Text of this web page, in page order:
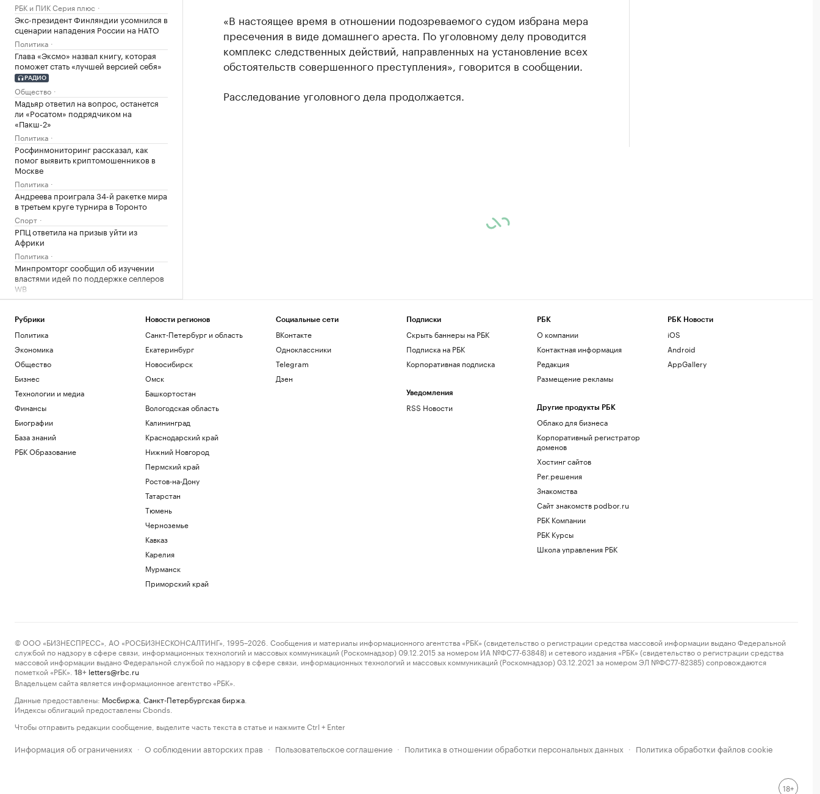
РБК и ПИК Серия плюс
Экс-президент Финляндии усомнился в
сценарии нападения России на НАТО
Политика
Глава «Эксмо» назвал книгу, которая
поможет стать «лучшей версией себя»
РАДИО
Общество
Мадьяр ответил на вопрос, останется
ли «Росатом» подрядчиком на
«Пакш-2»
Политика
Росфинмониторинг рассказал, как
помог выявить криптомошенников в
Москве
Политика
Андреева проиграла 34-й ракетке мира
в третьем круге турнира в Торонто
Спорт
РПЦ ответила на призыв уйти из
Африки
Политика
Минпромторг сообщил об изучении
властями идей по поддержке селлеров
WB
Бизнес
«два варианта» для прощального боя
Спорт
Что такое медленная жизнь и какую
роль в этом играет дерево
Метеоролог рассказала о погоде в
Москве на выходных
Общество
«В настоящее время в отношении подозреваемого судом избрана мера
пресечения в виде домашнего ареста. По уголовному делу проводится
комплекс следственных действий, направленных на установление всех
обстоятельств совершенного преступления», говорится в сообщении.
Расследование уголовного дела продолжается.
Рубрики
Политика
Экономика
Общество
Бизнес
Технологии и медиа
Финансы
Биографии
База знаний
РБК Образование
Новости регионов
Санкт-Петербург и область
Екатеринбург
Новосибирск
Омск
Башкортостан
Вологодская область
Калининград
Краснодарский край
Нижний Новгород
Пермский край
Ростов-на-Дону
Татарстан
Тюмень
Черноземье
Кавказ
Карелия
Мурманск
Приморский край
Социальные сети
ВКонтакте
Одноклассники
Telegram
Дзен
Подписки
Скрыть баннеры на РБК
Подписка на РБК
Корпоративная подписка
Уведомления
RSS Новости
РБК
О компании
Контактная информация
Редакция
Размещение рекламы
Другие продукты РБК
Облако для бизнеса
Корпоративный регистратор
доменов
Хостинг сайтов
Рег.решения
Знакомства
Сайт знакомств podbor.ru
РБК Компании
РБК Курсы
Школа управления РБК
РБК Новости
iOS
Android
AppGallery
© ООО «БИЗНЕСПРЕСС», АО «РОСБИЗНЕСКОНСАЛТИНГ», 1995–2026. Сообщения и материалы информационного агентства «РБК» (свидетельство о регистрации средства массовой информации выдано Федеральной
службой по надзору в сфере связи, информационных технологий и массовых коммуникаций (Роскомнадзор) 09.12.2015 за номером ИА №ФС77-63848) и сетевого издания «РБК» (свидетельство о регистрации средства
массовой информации выдано Федеральной службой по надзору в сфере связи, информационных технологий и массовых коммуникаций (Роскомнадзор) 03.12.2021 за номером ЭЛ №ФС77-82385) сопровождаются
пометкой «РБК».
18+ letters@rbc.ru
Владельцем сайта является информационное агентство «РБК».
Данные предоставлены: Мосбиржа Санкт-Петербургская биржа
Индексы облигаций предоставлены Cbonds.
Чтобы отправить редакции сообщение, выделите часть текста в статье и нажмите Ctrl + Enter
Информация об ограничениях · О соблюдении авторских прав · Пользовательское соглашение · Политика в отношении обработки персональных данных · Политика обработки файлов cookie
18+